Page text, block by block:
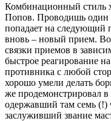
Комбинационный стиль
Попов. Проводишь один
попадает на следующий
вновь – новый прием.
связки приемов в
быстрое реагирование
противника с любой
хорошо умели делать
же продемонстрировал
одержавший там семь (!)
заслуживший звание